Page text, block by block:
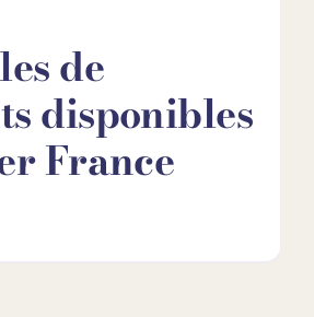
de
disponibles
France